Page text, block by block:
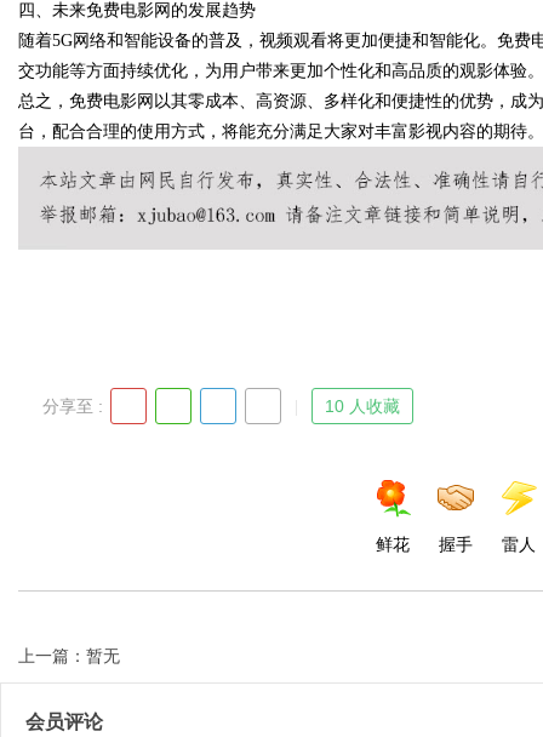
ar
四、未来免费电影网的发展趋势
随着5G网络和智能设备的普及，视频观看将更加便捷和智能化。免
交功能等方面持续优化，为用户带来更加个性化和高品质的观影体验。
总之，免费电影网以其零成本、高资源、多样化和便捷性的优势，成
台，配合合理的使用方式，将能充分满足大家对丰富影视内容的期待。
分享至 : 10 人收藏
鲜花 握手 雷人
上一篇：暂无
会员评论